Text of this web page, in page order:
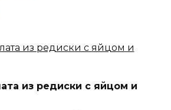
из редиски с яйцом и